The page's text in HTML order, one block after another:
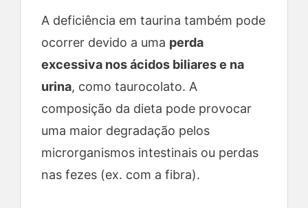
A deficiência em taurina também pode
ocorrer devido a uma perda
excessiva nos ácidos biliares e na
urina, como taurocolato. A
composição da dieta pode provocar
uma maior degradação pelos
microrganismos intestinais ou perdas
nas fezes (ex. com a fibra).